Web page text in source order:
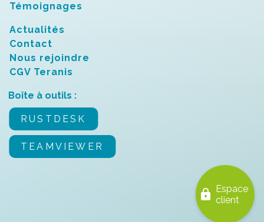
Témoignages
Actualités
Contact
Nous rejoindre
CGV Teranis
Boîte à outils :
RUSTDESK
TEAMVIEWER
lock
Espace
client